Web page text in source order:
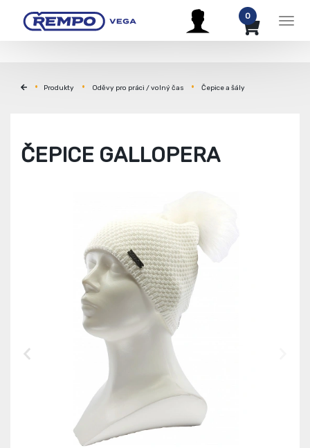
0
Produkty Oděvy pro práci / volný čas Čepice a šály
ČEPICE GALLOPERA